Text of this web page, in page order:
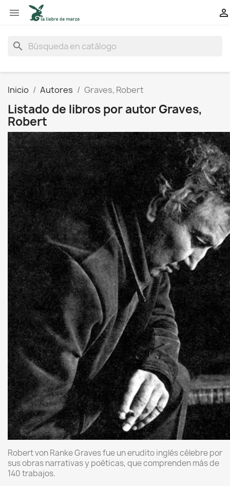
 
search
Inicio Autores Graves, Robert
Listado de libros por autor Graves,
Robert
Robert von Ranke Graves fue un erudito inglés célebre por
sus obras narrativas y poéticas, que comprenden más de
140 trabajos.